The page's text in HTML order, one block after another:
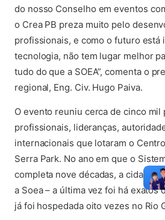
do nosso Conselho em eventos
o Crea PB preza muito pelo
profissionais, e como o futuro está
tecnologia, não tem lugar melhor
tudo do que a SOEA”, comenta o
regional, Eng. Civ. Hugo Paiva.
O evento reuniu cerca de cinco mil
profissionais, lideranças,
internacionais que lotaram o
Serra Park. No ano em que o
completa nove décadas, a cidade
a Soea – a última vez foi há exatos
já foi hospedada oito vezes no Rio